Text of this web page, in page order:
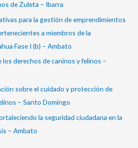
de Zuleta – Ibarra
para la gestión de emprendimientos
a miembros de la
Fase I (b) – Ambato
derechos de caninos y felinos –
sobre el cuidado y protección de
– Santo Domingo
la seguridad ciudadana en la
– Ambato